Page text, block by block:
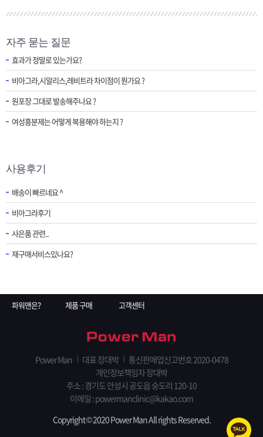
자주 묻는 질문
효과가 정말로 있는가요?
비아그라,시알리스,레비트라 차이점이 뭔가요 ?
원포장 그대로 발송해주나요 ?
여성흥분제는 어떻게 복용해야 하는지 ?
사용후기
배송이 빠르네요 ^
비아그라후기
사은품 관련..
재구매서비스있나요?
파워맨은? 제품 구매 고객센터
Power Man 대표 장대박
통신판매업신고번호 2020-0478
개인정보책임자 장대박
주소 : 경기도 안성시 공도읍 숭도리 120-10
이메일 :powermanclinic@kakao.com
Copyright © 2020 Power Man All rights Reserved.